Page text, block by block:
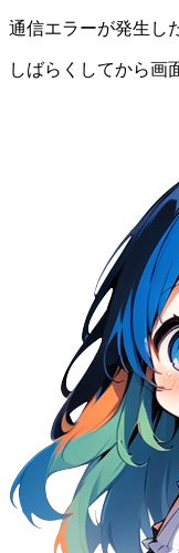
通信エラーが発生し
しばらくしてから画